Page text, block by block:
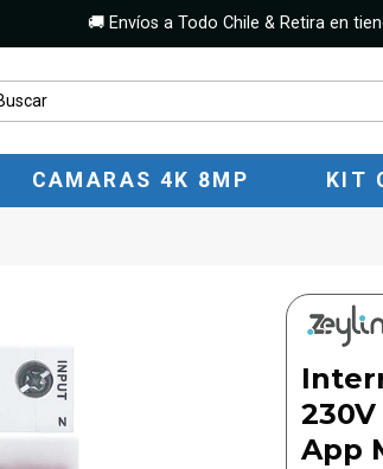
🚚 Envíos a Todo Chile & Retira en
CAMARAS 4K 8MP KIT
App